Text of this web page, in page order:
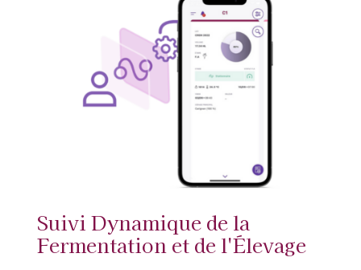
Suivi Dynamique de la
Fermentation et de l'Élevage